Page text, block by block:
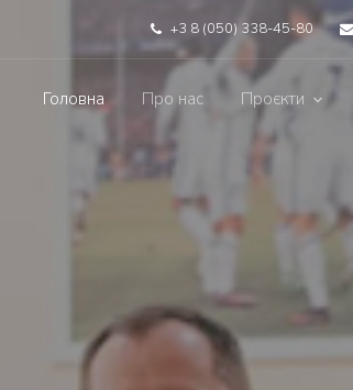
+3 8 (050) 338-45-80
Головна Про нас Проєкти